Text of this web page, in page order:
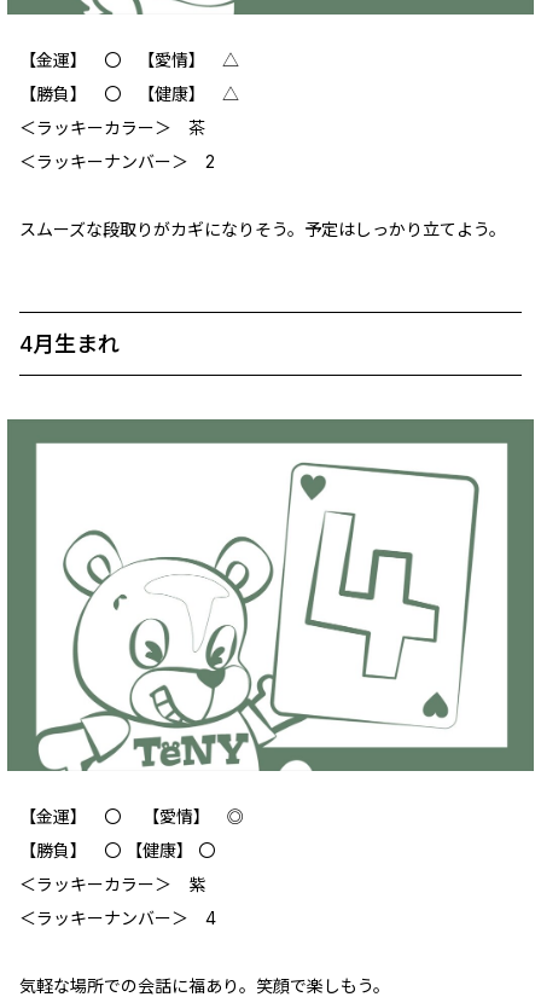
【金運】 〇 【愛情】 △
【勝負】 〇 【健康】 △
＜ラッキーカラー＞ 茶
＜ラッキーナンバー＞ 2
スムーズな段取りがカギになりそう。予定はしっかり立てよう。
4月生まれ
【金運】 〇 【愛情】 ◎
【勝負】 〇 【健康】 〇
＜ラッキーカラー＞ 紫
＜ラッキーナンバー＞ 4
気軽な場所での会話に福あり。笑顔で楽しもう。